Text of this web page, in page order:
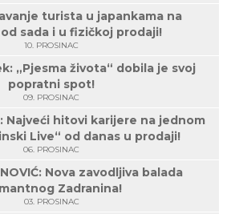
turista u japankama na
sada i u fizičkoj prodaji!
10. PROSINAC
„Pjesma života“ dobila je svoj
popratni spot!
09. PROSINAC
Najveći hitovi karijere na jednom
Live“ od danas u prodaji!
06. PROSINAC
Nova zavodljiva balada
Zadranina!
03. PROSINAC